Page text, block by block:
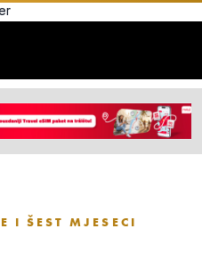
I ŠEST MJESECI